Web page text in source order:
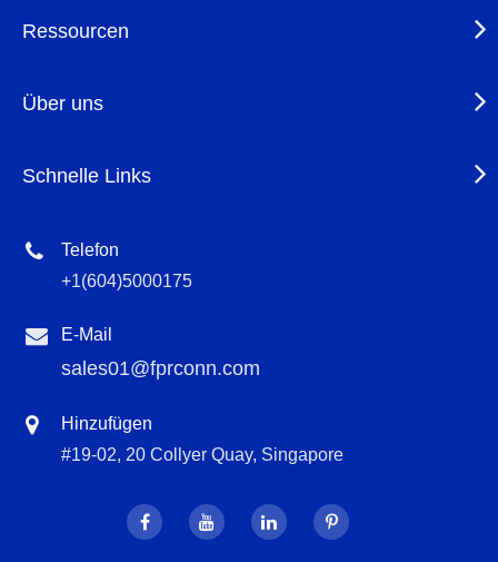
Ressourcen
Über uns
Schnelle Links
Telefon
+1(604)5000175
E-Mail
sales01@fprconn.com
Hinzufügen
#19-02, 20 Collyer Quay, Singapore